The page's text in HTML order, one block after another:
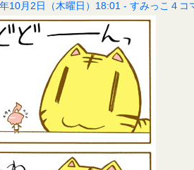
10月2日（木曜日）18:01 - すみっこ４コ